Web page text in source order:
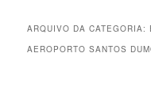
ARQUIVO DA CATEGORIA:
AEROPORTO SANTOS